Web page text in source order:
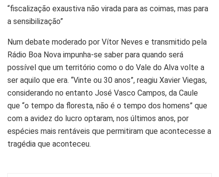
“fiscalização exaustiva não virada para as coimas, mas para
a sensibilização”
Num debate moderado por Vítor Neves e transmitido pela
Rádio Boa Nova impunha-se saber para quando será
possível que um território como o do Vale do Alva volte a
ser aquilo que era. “Vinte ou 30 anos”, reagiu Xavier Viegas,
considerando no entanto José Vasco Campos, da Caule
que “o tempo da floresta, não é o tempo dos homens” que
com a avidez do lucro optaram, nos últimos anos, por
espécies mais rentáveis que permitiram que acontecesse a
tragédia que aconteceu.